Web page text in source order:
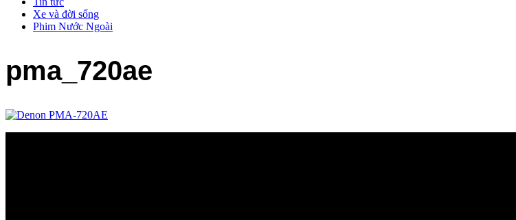
Xe và đời sống
Phim Nước Ngoài
pma_720ae